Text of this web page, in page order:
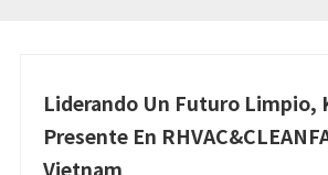
Liderando Un Futuro Limpio,
Presente En
Vietnam